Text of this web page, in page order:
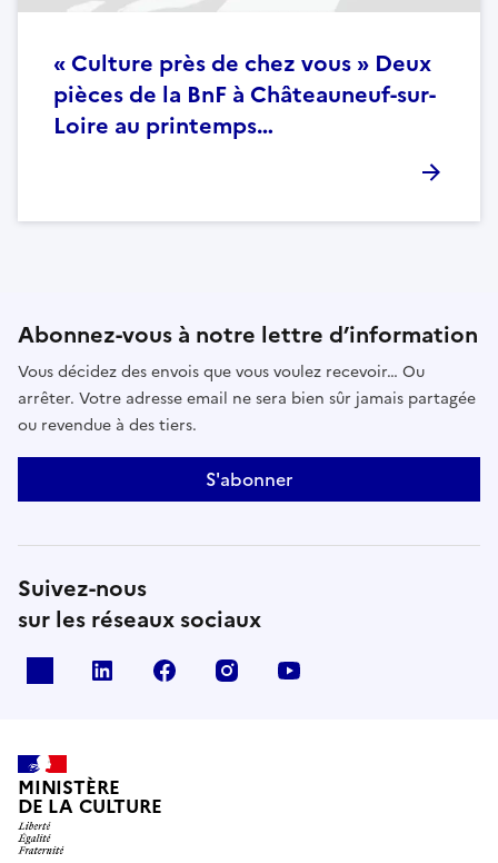
« Culture près de chez vous » Deux
pièces de la BnF à Châteauneuf-sur-
Loire au printemps…
Abonnez-vous à notre lettre d’information
Vous décidez des envois que vous voulez recevoir… Ou
arrêter. Votre adresse email ne sera bien sûr jamais partagée
ou revendue à des tiers.
S'abonner
Suivez-nous
sur les réseaux sociaux
linkedin facebook instagram
MINISTÈRE
DE LA CULTURE